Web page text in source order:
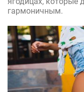
гармоничным.